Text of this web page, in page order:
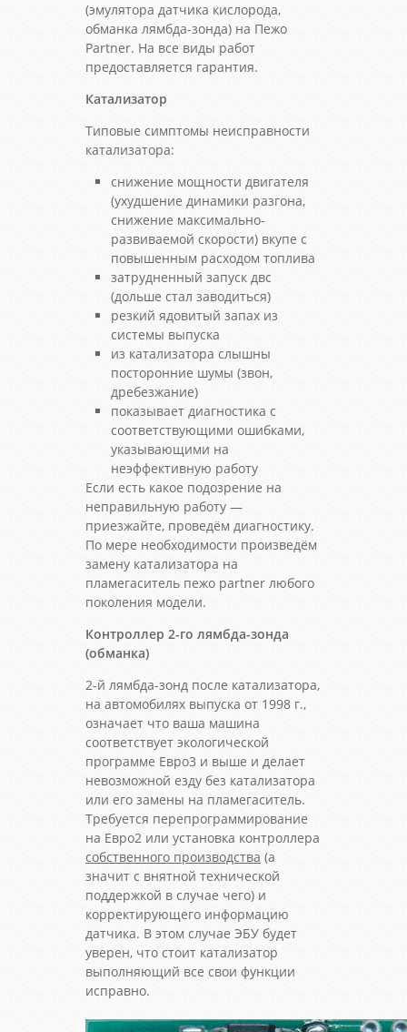
(эмулятора датчика кислорода,
обманка лямбда-зонда) на Пежо
Partner. На все виды работ
предоставляется гарантия.
Катализатор
Типовые симптомы неисправности
катализатора:
снижение мощности двигателя
(ухудшение динамики разгона,
снижение максимально-
развиваемой скорости) вкупе с
повышенным расходом топлива
затрудненный запуск двс
(дольше стал заводиться)
резкий ядовитый запах из
системы выпуска
из катализатора слышны
посторонние шумы (звон,
дребезжание)
показывает диагностика с
соответствующими ошибками,
указывающими на
неэффективную работу
Если есть какое подозрение на
неправильную работу —
приезжайте, проведём диагностику.
По мере необходимости произведём
замену катализатора на
пламегаситель пежо partner любого
поколения модели.
Контроллер 2-го лямбда-зонда
(обманка)
2-й лямбда-зонд после катализатора,
на автомобилях выпуска от 1998 г.,
означает что ваша машина
соответствует экологической
программе Евро3 и выше и делает
невозможной езду без катализатора
или его замены на пламегаситель.
Требуется перепрограммирование
на Евро2 или установка контроллера
собственного производства (а
значит с внятной технической
поддержкой в случае чего) и
корректирующего информацию
датчика. В этом случае ЭБУ будет
уверен, что стоит катализатор
выполняющий все свои функции
исправно.